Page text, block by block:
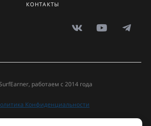
КОНТАКТЫ
работаем с 2014 года
Конфиденциальности